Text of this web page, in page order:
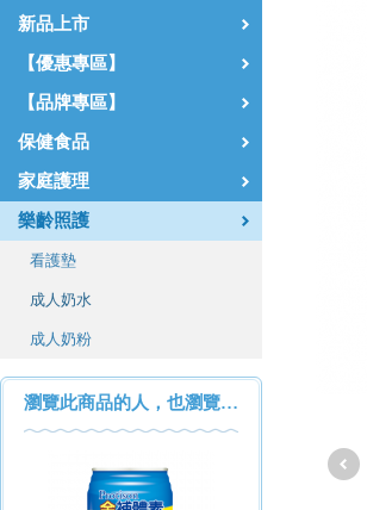
新品上市
【優惠專區】
【品牌專區】
保健食品
家庭護理
樂齡照護
看護墊
成人奶水
成人奶粉
瀏覽此商品的人，也瀏覽…